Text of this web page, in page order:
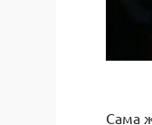
Сама